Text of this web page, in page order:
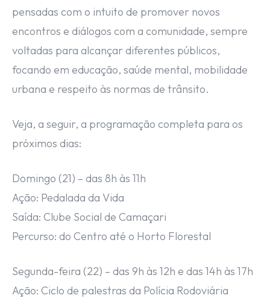
pensadas com o intuito de promover novos
encontros e diálogos com a comunidade, sempre
voltadas para alcançar diferentes públicos,
focando em educação, saúde mental, mobilidade
urbana e respeito às normas de trânsito.
Veja, a seguir, a programação completa para os
próximos dias:
Domingo (21) – das 8h às 11h
Ação: Pedalada da Vida
Saída: Clube Social de Camaçari
Percurso: do Centro até o Horto Florestal
Segunda-feira (22) – das 9h às 12h e das 14h às 17h
Ação: Ciclo de palestras da Polícia Rodoviária